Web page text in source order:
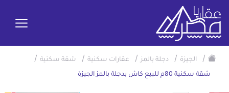
/ الجيزة / دجلة بالمز / عقارات سكنية / شقة سكنية /
شقة سكنية 80م للبيع كاش بدجلة بالمز الجيزة